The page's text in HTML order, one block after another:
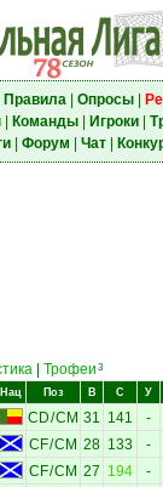
Правила| Опросы|
| Команды| Игроки|
| Форум Чат|
Трофеи 3
Нац Поз В С У
CD/CM 31 141 -
CF/CM 28 133 -
CF/CM 27 194 -